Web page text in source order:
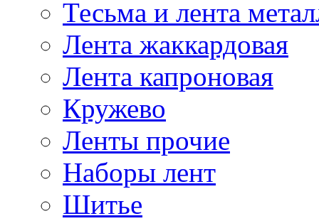
Тесьма и лента
Лента жаккардовая
Лента капроновая
Кружево
Ленты прочие
Наборы лент
Шитье